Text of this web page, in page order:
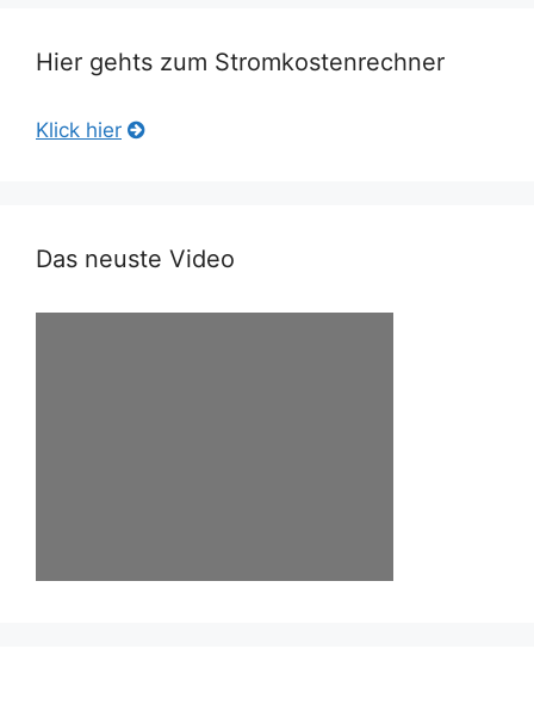
Hier gehts zum Stromkostenrechner
Klick hier
Das neuste Video